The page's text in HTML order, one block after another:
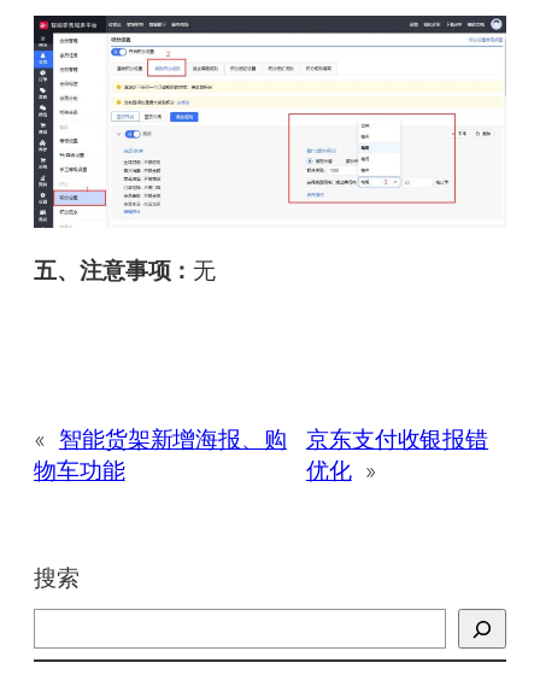
五、注意事项： 无
« 智能货架新增海报、购
物车功能
京东支付收银报错
优化 »
搜索
索